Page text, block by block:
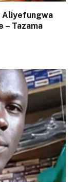
Aliyefungwa
– Tazama